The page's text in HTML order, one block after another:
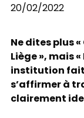
20/02/2022
Ne dites plus
Liège », mais
institution fait
s’affirmer à
clairement